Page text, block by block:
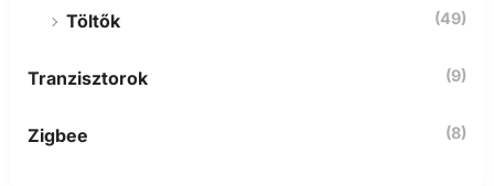
Töltők (49)
Tranzisztorok (9)
Zigbee (8)